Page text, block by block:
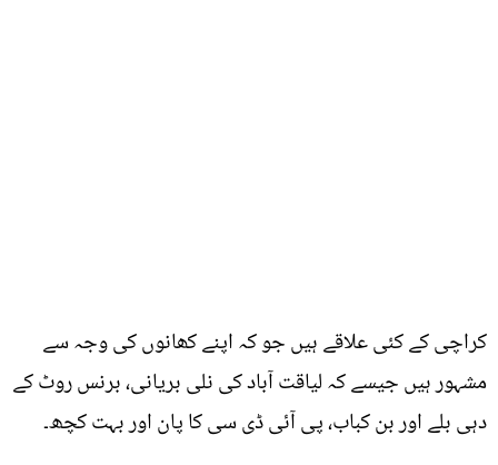
کراچی کے کئی علاقے ہیں جو کہ اپنے کھانوں کی وجہ سے
مشہور ہیں جیسے کہ لیاقت آباد کی نلی بریانی، برنس روٹ کے
دہی بلے اور بن کباب، پی آئی ڈی سی کا پان اور بہت کچھ۔